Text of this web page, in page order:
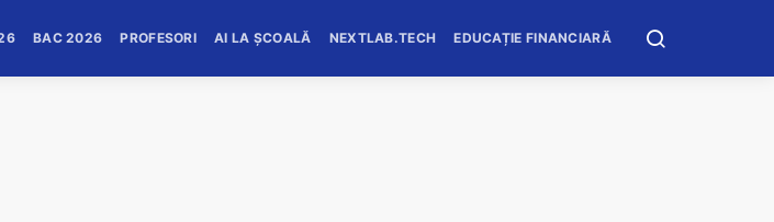
BAC 2026 PROFESORI AI LA ȘCOALĂ NEXTLAB.TECH EDUCAȚIE FINANCIARĂ